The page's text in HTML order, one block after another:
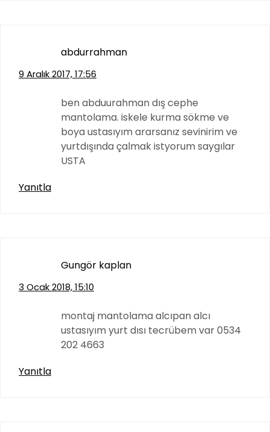
abdurrahman
9 Aralık 2017, 17:56
ben abduurahman dış cephe
mantolama. iskele kurma sökme ve
boya ustasıyım ararsanız sevinirim ve
yurtdışında çalmak istyorum saygılar
USTA
Yanıtla
Gungör kaplan
3 Ocak 2018, 15:10
montaj mantolama alcıpan alcı
ustasıyım yurt dısı tecrübem var 0534
202 4663
Yanıtla